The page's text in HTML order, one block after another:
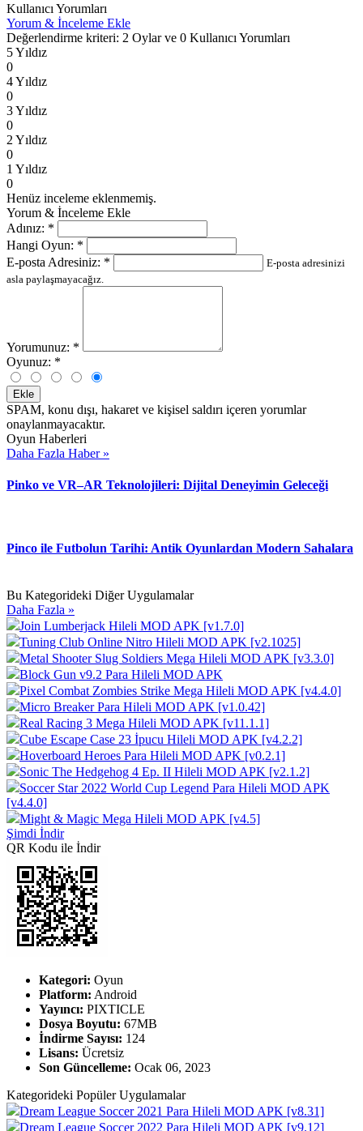
Kullanıcı Yorumları
Yorum & İnceleme Ekle
Değerlendirme kriteri: 2 Oylar ve 0 Kullanıcı Yorumları
5 Yıldız
0
4 Yıldız
0
3 Yıldız
0
2 Yıldız
0
1 Yıldız
0
Henüz inceleme eklenmemiş.
Yorum & İnceleme Ekle
Adınız: *
Hangi Oyun: *
E-posta Adresiniz: *
E-posta adresinizi
asla paylaşmayacağız.
Yorumunuz: *
Oyunuz: *
Ekle
SPAM, konu dışı, hakaret ve kişisel saldırı içeren yorumlar
onaylanmayacaktır.
Oyun Haberleri
Daha Fazla Haber »
Pinko ve VR–AR Teknolojileri: Dijital Deneyimin Geleceği
Pinco ile Futbolun Tarihi: Antik Oyunlardan Modern Sahalara
Bu Kategorideki Diğer Uygulamalar
Daha Fazla »
Join Lumberjack Hileli MOD APK [v1.7.0]
Tuning Club Online Nitro Hileli MOD APK [v2.1025]
Metal Shooter Slug Soldiers Mega Hileli MOD APK [v3.3.0]
Block Gun v9.2 Para Hileli MOD APK
Pixel Combat Zombies Strike Mega Hileli MOD APK [v4.4.0]
Micro Breaker Para Hileli MOD APK [v1.0.42]
Real Racing 3 Mega Hileli MOD APK [v11.1.1]
Cube Escape Case 23 İpucu Hileli MOD APK [v4.2.2]
Hoverboard Heroes Para Hileli MOD APK [v0.2.1]
Sonic The Hedgehog 4 Ep. II Hileli MOD APK [v2.1.2]
Soccer Star 2022 World Cup Legend Para Hileli MOD APK
[v4.4.0]
Might & Magic Mega Hileli MOD APK [v4.5]
Şimdi İndir
QR Kodu ile İndir
Kategori: Oyun
Platform: Android
Yayıncı: PIXTICLE
Dosya Boyutu: 67MB
İndirme Sayısı: 124
Lisans: Ücretsiz
Son Güncelleme: Ocak 06, 2023
Kategorideki Popüler Uygulamalar
Dream League Soccer 2021 Para Hileli MOD APK [v8.31]
Dream League Soccer 2022 Para Hileli MOD APK [v9.12]